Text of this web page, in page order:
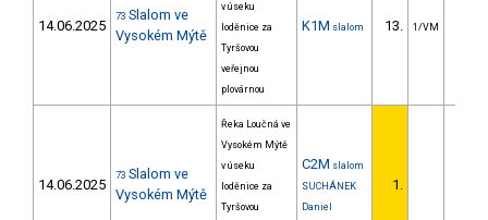
14.06.2025
73 Slalom ve
Vysokém Mýtě
v úseku
loděnice za
Tyršovou
veřejnou
plovárnou
K1M slalom 13. 1/VM
14.06.2025
73 Slalom ve
Vysokém Mýtě
Řeka Loučná ve
Vysokém Mýtě
v úseku
loděnice za
Tyršovou
C2M slalom
SUCHÁNEK
Daniel
1.